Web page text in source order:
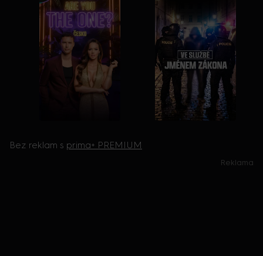
Bez reklam s prima+ PREMIUM
Reklama